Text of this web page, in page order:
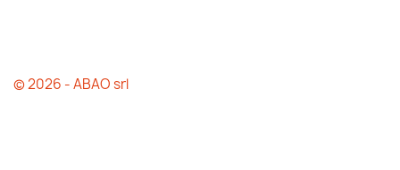
© 2026 - ABAO srl